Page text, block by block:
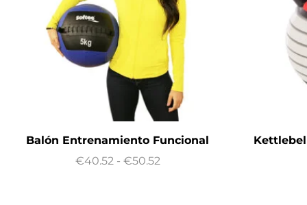
Balón Entrenamiento Funcional
€40.52 - €50.52